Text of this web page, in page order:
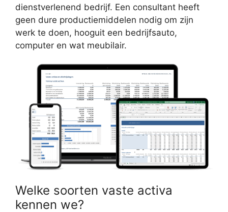
dienstverlenend bedrijf. Een consultant heeft
geen dure productiemiddelen nodig om zijn
werk te doen, hooguit een bedrijfsauto,
computer en wat meubilair.
Welke soorten vaste activa
kennen we?